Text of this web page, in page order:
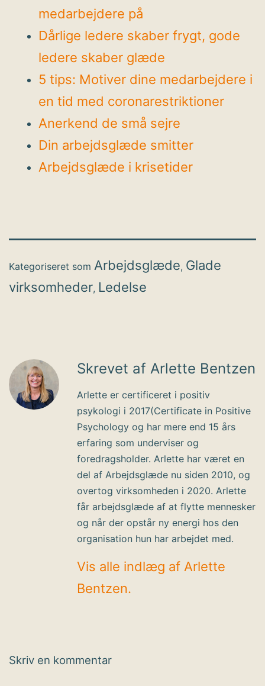
medarbejdere på
Dårlige ledere skaber frygt, gode
ledere skaber glæde
5 tips: Motiver dine medarbejdere i
en tid med coronarestriktioner
Anerkend de små sejre
Din arbejdsglæde smitter
Arbejdsglæde i krisetider
Kategoriseret som Arbejdsglæde, Glade
virksomheder, Ledelse
Skrevet af Arlette Bentzen
Arlette er certificeret i positiv
psykologi i 2017(Certificate in Positive
Psychology og har mere end 15 års
erfaring som underviser og
foredragsholder. Arlette har været en
del af Arbejdsglæde nu siden 2010, og
overtog virksomheden i 2020. Arlette
får arbejdsglæde af at flytte mennesker
og når der opstår ny energi hos den
organisation hun har arbejdet med.
Vis alle indlæg af Arlette
Bentzen.
Skriv en kommentar